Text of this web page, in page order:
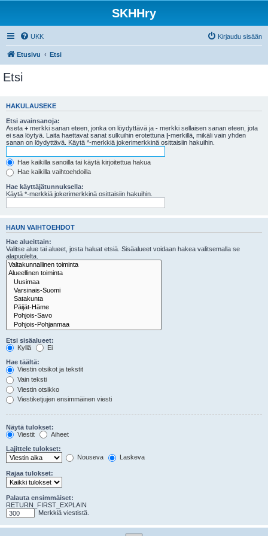
SKHHry
UKK Kirjaudu sisään
Etusivu Etsi
Etsi
HAKULAUSEKE
Etsi avainsanoja:
Aseta + merkki sanan eteen, jonka on löydyttävä ja - merkki sellaisen sanan eteen, jota
ei saa löytyä. Laita haettavat sanat sulkuihin erotettuna |-merkillä, mikäli vain yhden
sanan on löydyttävä. Käytä *-merkkiä jokerimerkkinä osittaisiin hakuihin.
Hae kaikilla sanoilla tai käytä kirjoitettua hakua
Hae kaikilla vaihtoehdoilla
Hae käyttäjätunnuksella:
Käytä *-merkkiä jokerimerkkinä osittaisiin hakuihin.
HAUN VAIHTOEHDOT
Hae alueittain:
Valitse alue tai alueet, josta haluat etsiä. Sisäalueet voidaan hakea valitsemalla se
alapuolelta.
Etsi sisäalueet:
Kyllä
Ei
Hae täältä:
Viestin otsikot ja tekstit
Vain teksti
Viestin otsikko
Viestiketjujen ensimmäinen viesti
Näytä tulokset:
Viestit
Aiheet
Lajittele tulokset:
Nouseva
Laskeva
Rajaa tulokset:
Palauta ensimmäiset:
RETURN_FIRST_EXPLAIN
Merkkiä viestistä.